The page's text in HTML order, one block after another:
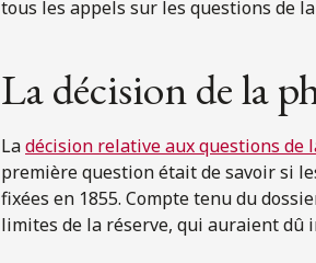
tous les appels sur les questions de
La décision de la
Ladécision relative aux questions de
première question était de savoir si
fixées en 1855. Compte tenu du
limites de la réserve, qui auraient dû